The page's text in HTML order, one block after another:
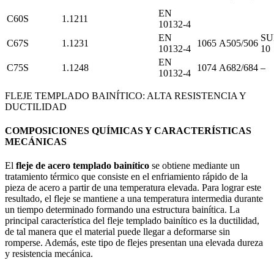
C60S 1.1211
EN
10132-4
C67S
1.1231
EN
10132-4
1065 A505/506
10
C75S
1.1248
EN
10132-4
1074 A682/684 –
FLEJE TEMPLADO BAINÍTICO: ALTA RESISTENCIA Y
DUCTILIDAD
COMPOSICIONES QUÍMICAS Y CARACTERÍSTICAS
MECÁNICAS
El fleje de acero templado bainítico se obtiene mediante un
tratamiento térmico que consiste en el enfriamiento rápido de la
pieza de acero a partir de una temperatura elevada. Para lograr este
resultado, el fleje se mantiene a una temperatura intermedia durante
un tiempo determinado formando una estructura bainítica. La
principal característica del fleje templado bainítico es la ductilidad,
de tal manera que el material puede llegar a deformarse sin
romperse. Además, este tipo de flejes presentan una elevada dureza
y resistencia mecánica.